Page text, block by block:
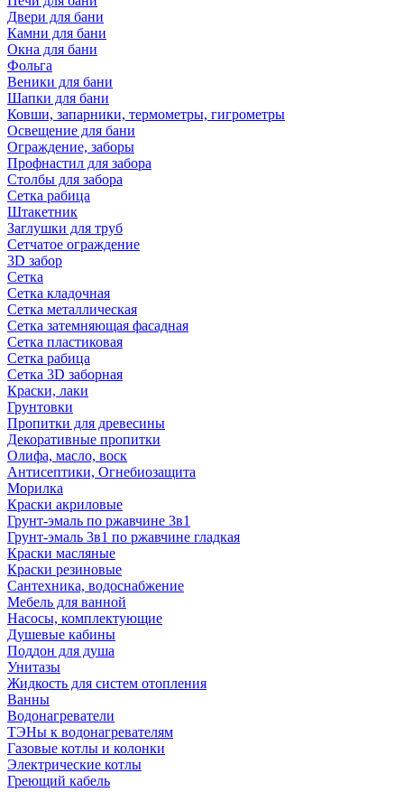
Двери для бани
Камни для бани
Окна для бани
Фольга
Веники для бани
Шапки для бани
Ковши, запарники, термометры, гигрометры
Освещение для бани
Ограждение, заборы
Профнастил для забора
Столбы для забора
Сетка рабица
Штакетник
Заглушки для труб
Сетчатое ограждение
3D забор
Сетка
Сетка кладочная
Сетка металлическая
Сетка затемняющая фасадная
Сетка пластиковая
Сетка рабица
Сетка 3D заборная
Краски, лаки
Грунтовки
Пропитки для древесины
Декоративные пропитки
Олифа, масло, воск
Антисептики, Огнебиозащита
Морилка
Краски акриловые
Грунт-эмаль по ржавчине 3в1
Грунт-эмаль 3в1 по ржавчине гладкая
Краски масляные
Краски резиновые
Сантехника, водоснабжение
Мебель для ванной
Насосы, комплектующие
Душевые кабины
Поддон для душа
Унитазы
Жидкость для систем отопления
Ванны
Водонагреватели
ТЭНы к водонагревателям
Газовые котлы и колонки
Электрические котлы
Греющий кабель